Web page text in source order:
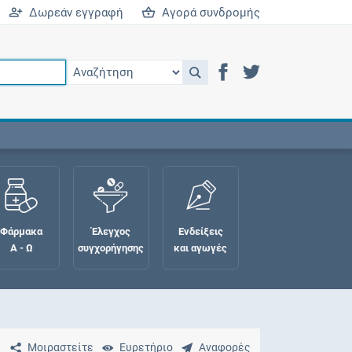
Δωρεάν εγγραφή Αγορά συνδρομής
Φάρμακα
Α - Ω
Έλεγχος
συγχορήγησης
Ενδείξεις
και αγωγές
Μοιραστείτε Ευρετήριο Αναφορές